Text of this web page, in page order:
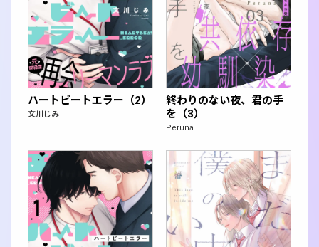
ハートビートエラー（2）
文川じみ
終わりのない夜、君の手
を（3）
Peruna